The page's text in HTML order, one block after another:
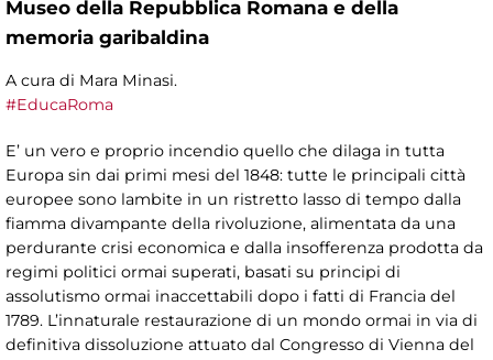
Museo della Repubblica Romana e della
memoria garibaldina
A cura di Mara Minasi.
#EducaRoma
E’ un vero e proprio incendio quello che dilaga in tutta
Europa sin dai primi mesi del 1848: tutte le principali città
europee sono lambite in un ristretto lasso di tempo dalla
fiamma divampante della rivoluzione, alimentata da una
perdurante crisi economica e dalla insofferenza prodotta da
regimi politici ormai superati, basati su principi di
assolutismo ormai inaccettabili dopo i fatti di Francia del
1789. L’innaturale restaurazione di un mondo ormai in via di
definitiva dissoluzione attuato dal Congresso di Vienna del